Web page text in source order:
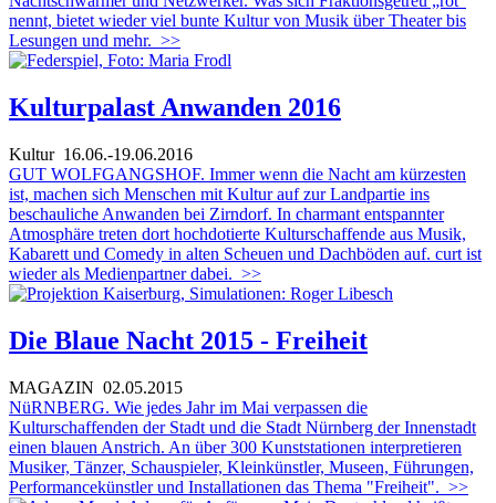
nennt, bietet wieder viel bunte Kultur von Musik über Theater bis
Lesungen und mehr. >>
Kulturpalast Anwanden 2016
Kultur16.06.-19.06.2016
GUT WOLFGANGSHOF. Immer wenn die Nacht am kürzesten
ist, machen sich Menschen mit Kultur auf zur Landpartie ins
beschauliche Anwanden bei Zirndorf. In charmant entspannter
Atmosphäre treten dort hochdotierte Kulturschaffende aus Musik,
Kabarett und Comedy in alten Scheuen und Dachböden auf. curt ist
wieder als Medienpartner dabei. >>
Die Blaue Nacht 2015 - Freiheit
MAGAZIN 02.05.2015
NüRNBERG. Wie jedes Jahr im Mai verpassen die
Kulturschaffenden der Stadt und die Stadt Nürnberg der Innenstadt
einen blauen Anstrich. An über 300 Kunststationen interpretieren
Musiker, Tänzer, Schauspieler, Kleinkünstler, Museen, Führungen,
Performancekünstler und Installationen das Thema "Freiheit". >>